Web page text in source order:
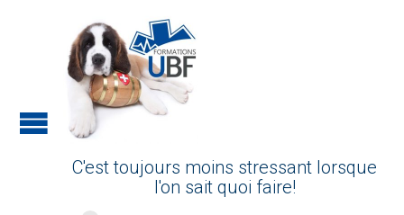
C'est toujours moins stressant lorsque
l'on sait quoi faire!